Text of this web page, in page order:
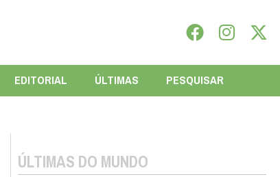
EDITORIAL ÚLTIMAS PESQUISAR
ÚLTIMAS DO MUNDO